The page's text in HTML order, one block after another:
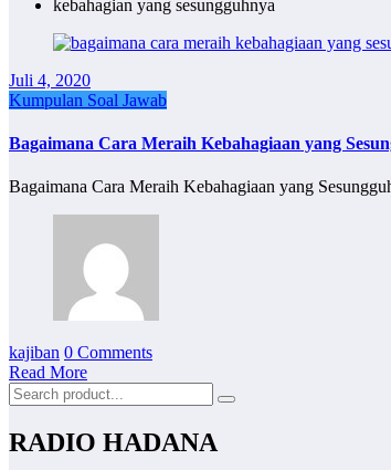
kebahagian yang sesungguhnya
Juli 4, 2020
Kumpulan Soal Jawab
Bagaimana Cara Meraih Kebahagiaan yang
Bagaimana Cara Meraih Kebahagiaan yang
kajiban 0 Comments
Read More
RADIO HADANA